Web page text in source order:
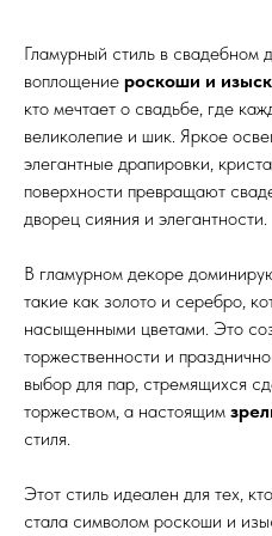
Гламурный стиль в свадебном
воплощение роскоши и
кто мечтает о свадьбе, где
великолепие и шик. Яркое
элегантные драпировки,
поверхности превращают
дворец сияния и элегантности.
В гламурном декоре
такие как золото и серебро,
насыщенными цветами. Это
торжественности и
выбор для пар, стремящихся
торжеством, а настоящим
стиля.
Этот стиль идеален для тех,
стала символом роскоши и